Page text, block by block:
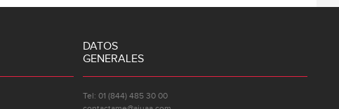
DATOS
GENERALES
Tel: 01 (844) 485 30 00